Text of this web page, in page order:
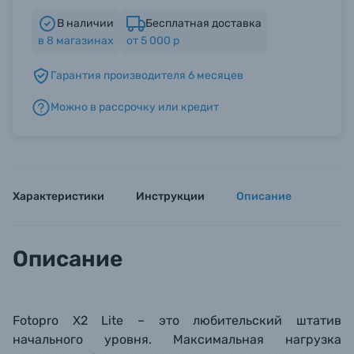
Б/У фототехника (Комиссионные товары)
В наличии
в 8 магазинах
Бесплатная доставка
от 5 000 р
Гарантия производителя 6 месяцев
Можно в рассрочку или кредит
Характеристики Инструкции Описание
Описание
Fotopro X2 Lite – это любительский штатив
начального уровня. Максимальная нагрузка